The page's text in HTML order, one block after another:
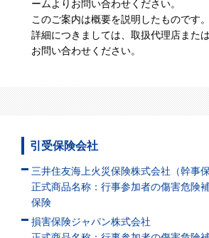
ームよりお問い合わせください。
このご案内は概要を説明したものです。
詳細につきましては、取扱代理店また
お問い合わせください。
引受保険会社
三井住友海上火災保険株式会社（幹事保
正式商品名称：行事参加者の傷害危険
保険
損害保険ジャパン株式会社